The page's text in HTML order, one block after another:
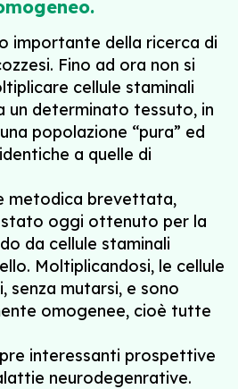
importante della ricerca di
Fino ad ora non si
cellule staminali
un determinato tessuto, in
popolazione “pura” ed
a quelle di
metodica brevettata,
oggi ottenuto per la
da cellule staminali
Moltiplicandosi, le cellule
senza mutarsi, e sono
omogenee, cioè tutte
interessanti prospettive
neurodegenrative.